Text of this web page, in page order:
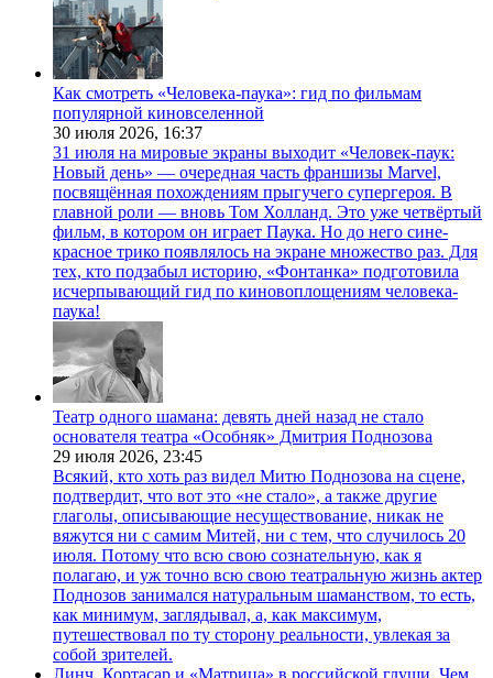
Как смотреть «Человека-паука»: гид по фильмам
популярной киновселенной
30 июля 2026, 16:37
31 июля на мировые экраны выходит «Человек-паук:
Новый день» — очередная часть франшизы Marvel,
посвящённая похождениям прыгучего супергероя. В
главной роли — вновь Том Холланд. Это уже четвёртый
фильм, в котором он играет Паука. Но до него сине-
красное трико появлялось на экране множество раз. Для
тех, кто подзабыл историю, «Фонтанка» подготовила
исчерпывающий гид по киновоплощениям человека-
паука!
Театр одного шамана: девять дней назад не стало
основателя театра «Особняк» Дмитрия Поднозова
29 июля 2026, 23:45
Всякий, кто хоть раз видел Митю Поднозова на сцене,
подтвердит, что вот это «не стало», а также другие
глаголы, описывающие несуществование, никак не
вяжутся ни с самим Митей, ни с тем, что случилось 20
июля. Потому что всю свою сознательную, как я
полагаю, и уж точно всю свою театральную жизнь актер
Поднозов занимался натуральным шаманством, то есть,
как минимум, заглядывал, а, как максимум,
путешествовал по ту сторону реальности, увлекая за
собой зрителей.
Линч, Кортасар и «Матрица» в российской глуши. Чем